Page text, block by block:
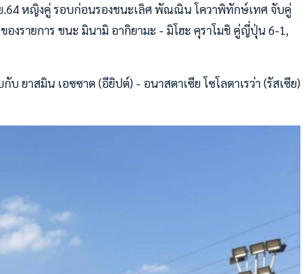
ย.64 หญิงคู่ รอบก่อนรองชนะเลิศ พัณณิน โควาพิทักษ์เทศ จับคู่
งรายการ ชนะ มินามิ อากิยามะ - มิโฮะ คุราโมชิ คู่ญี่ปุ่น 6-1,
ยาสมิน เอซซาต (อียิปต์) - อนาสตาเซีย โซโลตาเรว่า (รัสเซีย)